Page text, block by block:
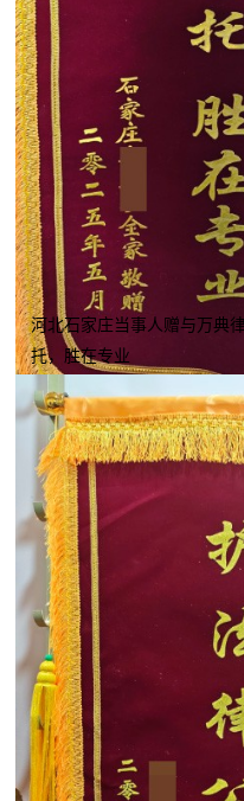
河北石家庄当事人赠与万典
托，胜在专业